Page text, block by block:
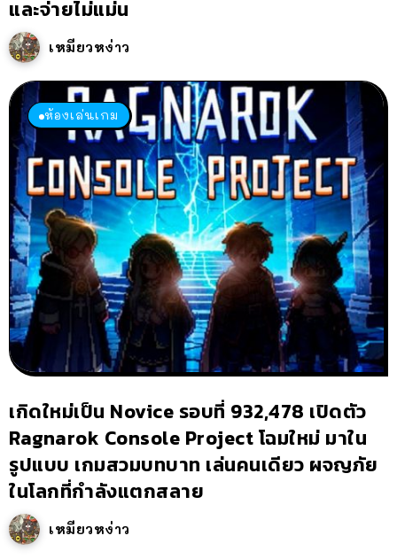
และจ่ายไม่แม่น
เหมียวหง่าว
ห้องเล่นเกม
เกิดใหม่เป็น Novice รอบที่ 932,478 เปิดตัว
Ragnarok Console Project โฉมใหม่ มาใน
รูปแบบ เกมสวมบทบาท เล่นคนเดียว ผจญภัย
ในโลกที่กำลังแตกสลาย
เหมียวหง่าว